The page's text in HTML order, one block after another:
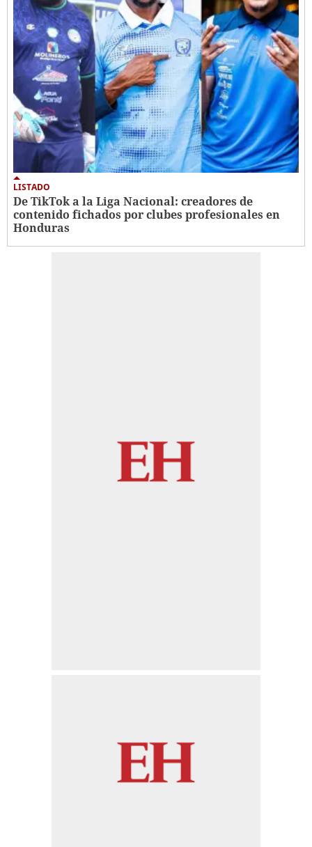
LISTADO
De TikTok a la Liga Nacional: creadores de
contenido fichados por clubes profesionales en
Honduras